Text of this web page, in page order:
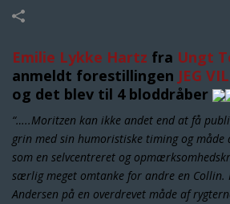
Emilie Lykke Hartz fra Ungt
anmeldt forestillingen JEG
og det blev til 4 bloddråber
“…..Moritzen kan ikke andet end at få
grin med sin humoristiske timing og måde
som en selvcentreret og
særlig meget omtanke for andre en Collin.
Andersen på en overdrevet måde af